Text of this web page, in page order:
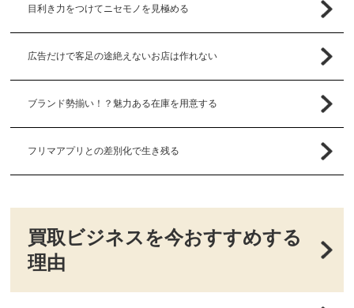
目利き力をつけてニセモノを見極める
広告だけで客足の途絶えないお店は作れない
ブランド勢揃い！？魅力ある在庫を用意する
フリマアプリとの差別化で生き残る
買取ビジネスを今おすすめする
理由